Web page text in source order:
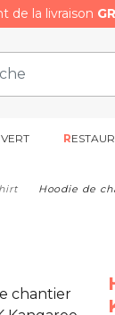
de la livraison
VERT
Hoodie de